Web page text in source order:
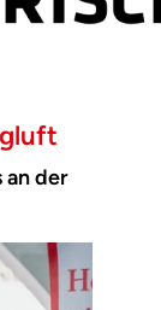
an der